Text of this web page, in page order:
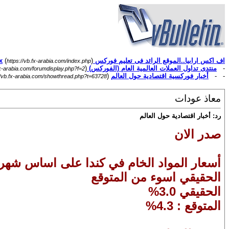
اف اكس ارابيا..الموقع الرائد فى تعليم فوركس Forex (https://vb.fx-arabia.com/index.php)
- منتدى تداول العملات العالمية العام (الفوركس) Forex arabia.com/forumdisplay.php?f=2)
- -
أخبار فوركسية اقتصادية حول العالم (
arabia.com/showthread.php?t=63728
معاذ عودات
رد: أخبار اقتصادية حول العالم
صدر الان
أسعار المواد الخام في كندا على اساس
الحقيقي اسوء من المتوقع
الحقيقي 3.0%
المتوقع : 4.3%